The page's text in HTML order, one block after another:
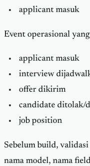
applicant masuk
Event operasional
applicant masuk
interview
offer dikirim
candidate ditolak/
job position
Sebelum build,
nama model, nama